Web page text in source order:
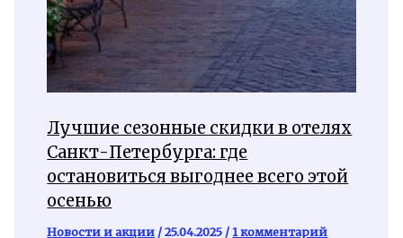
Лучшие сезонные скидки в отелях
Санкт-Петербурга: где
остановиться выгоднее всего этой
осенью
Новости и акции /25.04.2025 /1 комментарий